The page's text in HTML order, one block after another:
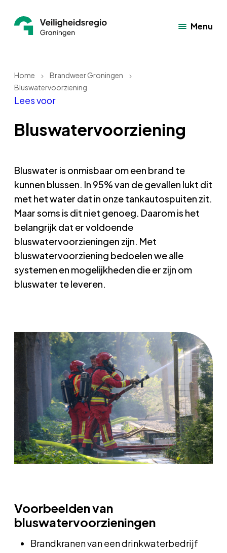
Menu
Home
Brandweer Groningen
Bluswatervoorziening
Lees voor
Bluswatervoorziening
Bluswater is onmisbaar om een brand te
kunnen blussen. In 95% van de gevallen lukt dit
met het water dat in onze tankautospuiten zit.
Maar soms is dit niet genoeg. Daarom is het
belangrijk dat er voldoende
bluswatervoorzieningen zijn. Met
bluswatervoorziening bedoelen we alle
systemen en mogelijkheden die er zijn om
bluswater te leveren.
Voorbeelden van
bluswatervoorzieningen
Brandkranen van een drinkwaterbedrijf